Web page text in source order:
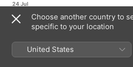
ーへの道」と「コカドの怒」のコーナーをお
ーの皆様からのお便りを募集しています！宛
まで！ 【募集中のコーナー】 ◆「目撃！ナカオカ」 「中岡さん
なら、こんなことやりそう！」という妄想を
OKです。 「実際にやりそうかどうか」をポ
定してくれます。 ◆本音のコーナー 家事や
の中でふと思った小さな本音やぼやきを募集
24 Jul
#43 ちょっとエンターテインメント
≪メールの締め切りのお知らせ≫ 次回の収録
す。前日の7月26日（日）までにメールをお
切り抜き動画を配信中！収録中のロッチもお
🔗https://www.tiktok.com/@lottinightzero
りにメガネを新調した話題からスタート。「
32min
Choose another country to
specific to your location
United States